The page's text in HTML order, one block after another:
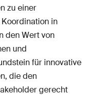
zu einer
in
den Wert von
und
für innovative
die den
gerecht